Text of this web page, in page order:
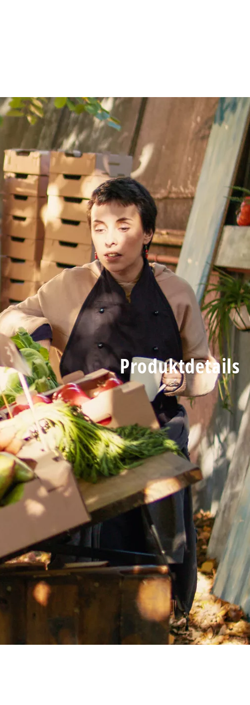
Produktdetails